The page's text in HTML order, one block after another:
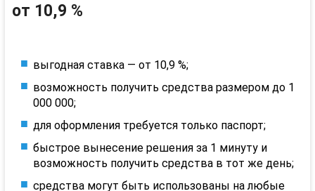
от 10,9 %
выгодная ставка — от 10,9 %;
возможность получить средства размером до 1
000 000;
для оформления требуется только паспорт;
быстрое вынесение решения за 1 минуту и
возможность получить средства в тот же день;
средства могут быть использованы на любые